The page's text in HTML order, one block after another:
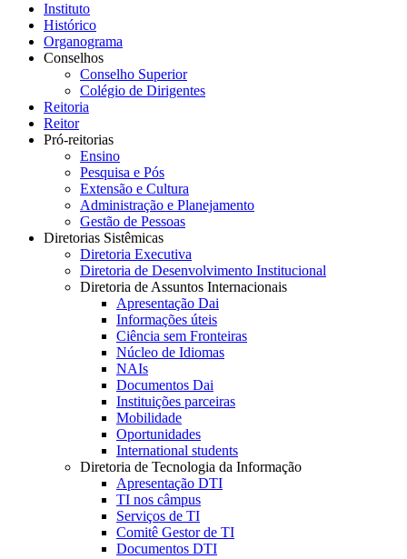
Instituto
Histórico
Organograma
Conselhos
Conselho Superior
Colégio de Dirigentes
Reitoria
Reitor
Pró-reitorias
Ensino
Pesquisa e Pós
Extensão e Cultura
Administração e Planejamento
Gestão de Pessoas
Diretorias Sistêmicas
Diretoria Executiva
Diretoria de Desenvolvimento Institucional
Diretoria de Assuntos Internacionais
Apresentação Dai
Informações úteis
Ciência sem Fronteiras
Núcleo de Idiomas
NAIs
Documentos Dai
Instituições parceiras
Mobilidade
Oportunidades
International students
Diretoria de Tecnologia da Informação
Apresentação DTI
TI nos câmpus
Serviços de TI
Comitê Gestor de TI
Documentos DTI